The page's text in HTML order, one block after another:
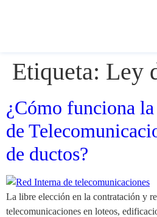
Etiqueta: Ley
¿Cómo funciona
de
de ductos?
La libre elección en la contratación y
telecomunicaciones en loteos,